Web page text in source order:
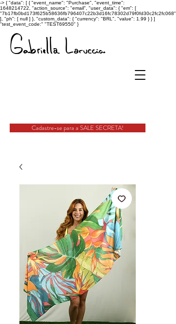
-> { "data": [ { "event_name": "Purchase", "event_time":
1648214722, "action_source": "email", "user_data": { "em": [
"7b17fb0bd173f625b58636fb796407c22b3d16fc78302d79f0fd30c2fc2fc068"
], "ph": [ null ] }, "custom_data": { "currency": "BRL", "value": 1.99 } } ]
"test_event_code:" "TEST69550" }
Cadastre-se para a SALE SECRETA!